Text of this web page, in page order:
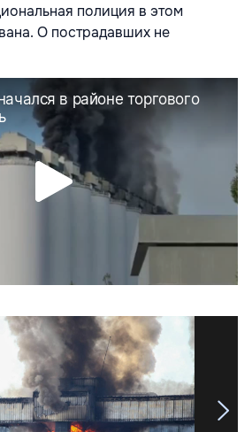
полиция в этом
О пострадавших не